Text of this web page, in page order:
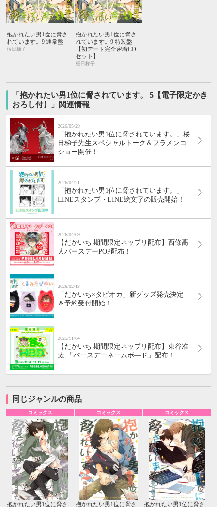
抱かれたい男1位に脅さ
れています。9 通常盤
桜日梯子
抱かれたい男1位に脅さ
れています。9 特装盤
【初デート完全密着CD
セット】
桜日梯子
「抱かれたい男1位に脅されています。 5【電子限定かき
おろし付】」関連情報
2026/05/29
「抱かれたい男1位に脅されています。」桜
日梯子先生スペシャルトーク＆フラメンコ
ショー開催！
2026/04/21
「抱かれたい男1位に脅されています。」
LINEスタンプ・LINE絵文字の販売開始！
2026/04/09
【だかいち 期間限定ネップリ配布】西條高
人バースデーPOP配布！
2026/02/13
「だかいち×タピオカ」新グッズ発売決定
＆予約受付開始！
2025/11/04
【だかいち 期間限定ネップリ配布】東谷准
太 「バースデーネームボ―ド」配布！
同じジャンルの商品
コミックス
抱かれたい男1位に脅さ
コミックス
抱かれたい男1位に脅さ
コミックス
抱かれたい男1位に脅さ